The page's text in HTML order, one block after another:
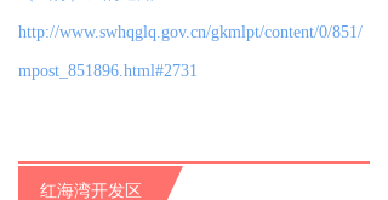
http://www.swhqglq.gov.cn/gkmlpt/content/0/851/
mpost_851896.html#2731
红海湾开发区